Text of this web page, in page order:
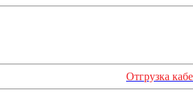
Отгрузка